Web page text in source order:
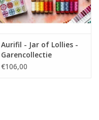
Aurifil - Jar of Lollies -
Garencollectie
€106,00